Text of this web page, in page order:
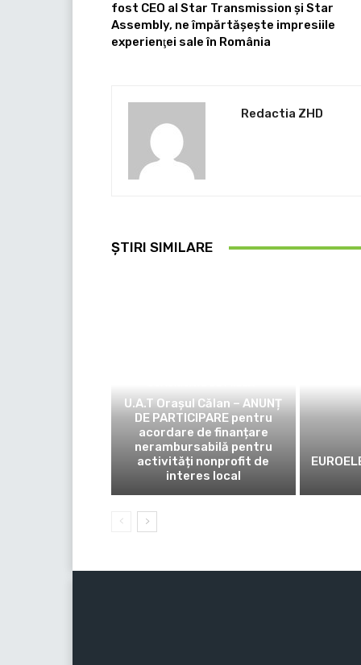
fost CEO al Star Transmission şi Star
Assembly, ne împărtăşeşte impresiile
experienţei sale în România
Redactia ZHD
ȘTIRI SIMILARE
U.A.T Orașul Călan – ANUNȚ
DE PARTICIPARE pentru
acordare de finanțare
nerambursabilă pentru
activități nonprofit de
interes local